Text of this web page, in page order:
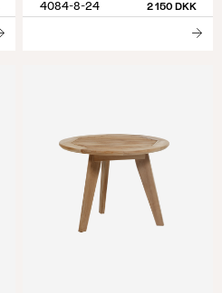
4084-8-24 2 150 DKK